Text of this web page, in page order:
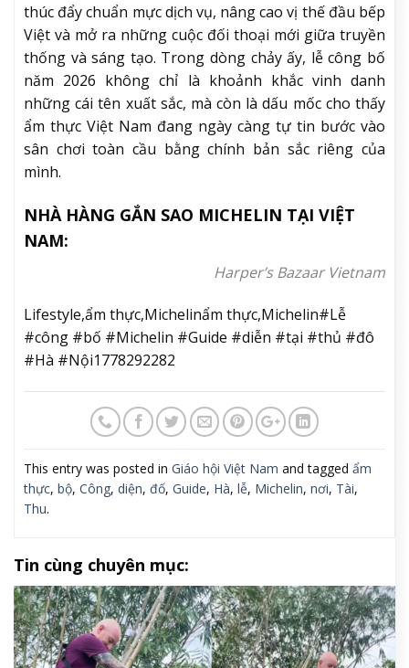
thúc đẩy chuẩn mực dịch vụ, nâng cao vị thế đầu bếp
Việt và mở ra những cuộc đối thoại mới giữa truyền
thống và sáng tạo. Trong dòng chảy ấy, lễ công bố
năm 2026 không chỉ là khoảnh khắc vinh danh
những cái tên xuất sắc, mà còn là dấu mốc cho thấy
ẩm thực Việt Nam đang ngày càng tự tin bước vào
sân chơi toàn cầu bằng chính bản sắc riêng của
mình.
NHÀ HÀNG GẮN SAO MICHELIN TẠI VIỆT
NAM:
Harper’s Bazaar Vietnam
Lifestyle,ẩm thực,Michelinẩm thực,Michelin#Lễ
#công #bố #Michelin #Guide #diễn #tại #thủ #đô
#Hà #Nội1778292282
This entry was posted in Giáo hội Việt Nam and tagged ẩm
thực, bộ, Công, diện, đố, Guide, Hà, lễ, Michelin, nơi, Tài,
Thu.
Tin cùng chuyên mục: